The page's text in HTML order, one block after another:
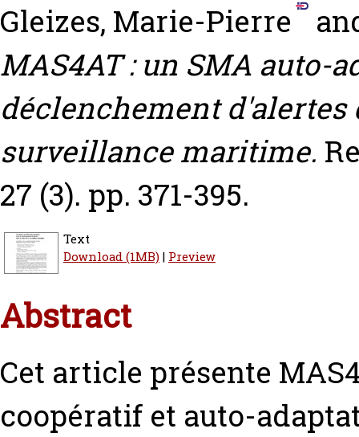
Gleizes, Marie-Pierre
MAS4AT : un SMA auto-
déclenchement d'alertes
surveillance maritime.
27 (3). pp. 371-395.
Text
Download (1MB)| Preview
Abstract
Cet article présente
coopératif et auto-